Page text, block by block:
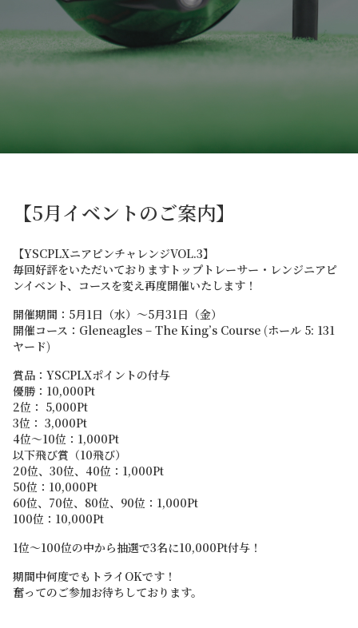
【5月イベントのご案内】
【YSCPLXニアピンチャレンジVOL.3】
毎回好評をいただいておりますトップトレーサー・レンジニアピ
ンイベント、コースを変え再度開催いたします！
開催期間：5月1日（水）～5月31日（金）
開催コース：Gleneagles – The King’s Course (ホール 5: 131
ヤード)
賞品：YSCPLXポイントの付与
優勝：10,000Pt
2位： 5,000Pt
3位： 3,000Pt
4位～10位：1,000Pt
以下飛び賞（10飛び）
20位、30位、40位：1,000Pt
50位：10,000Pt
60位、70位、80位、90位：1,000Pt
100位：10,000Pt
1位～100位の中から抽選で3名に10,000Pt付与！
期間中何度でもトライOKです！
奮ってのご参加お待ちしております。